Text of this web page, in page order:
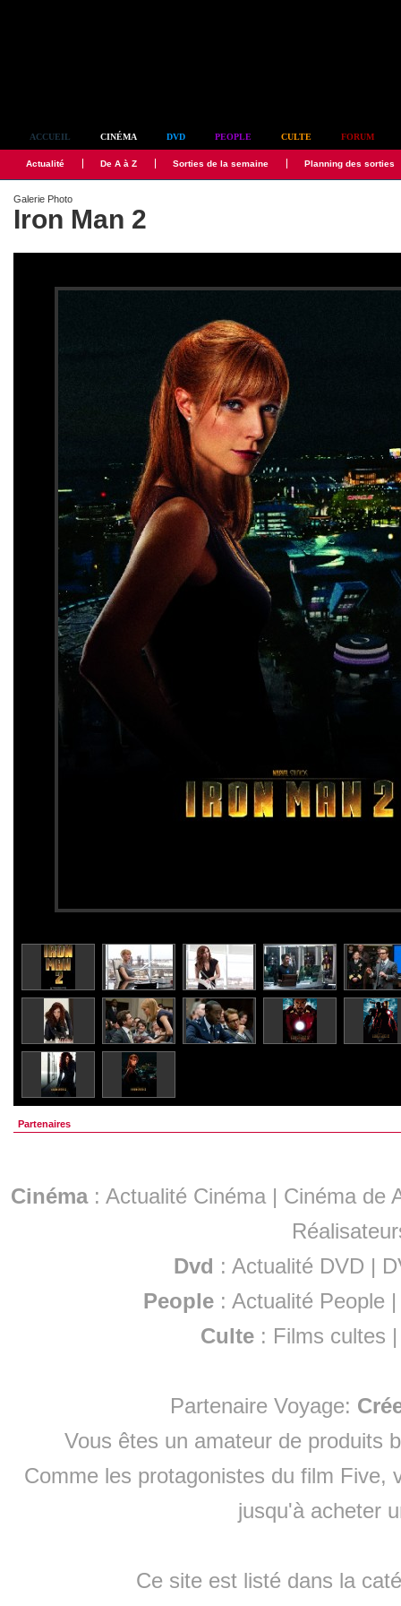
ACCUEIL CINÉMA DVD PEOPLE CULTE FORUM
Actualité De A à Z Sorties de la semaine Planning des sorties
Galerie Photo
Iron Man 2
Partenaires
Cinéma: Actualité Cinéma | Cinéma de
Dvd : Actualité DVD |
People :Actualité People
Culte : Films cultes
Partenaire Voyage:
Vous êtes un amateur de produits
Comme les protagonistes du film Five,
jusqu'à acheter
Ce site est listé dans la